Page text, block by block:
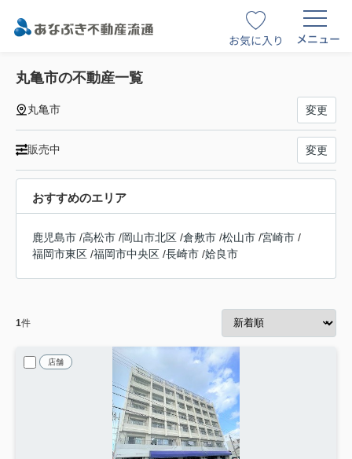
お気に入り メニュー
丸亀市の不動産一覧
丸亀市 変更
販売中 変更
おすすめのエリア
鹿児島市 /高松市 /岡山市北区 /倉敷市 /松山市 /宮崎市 /
福岡市東区 /福岡市中央区 /長崎市 /姶良市
1件
店舗